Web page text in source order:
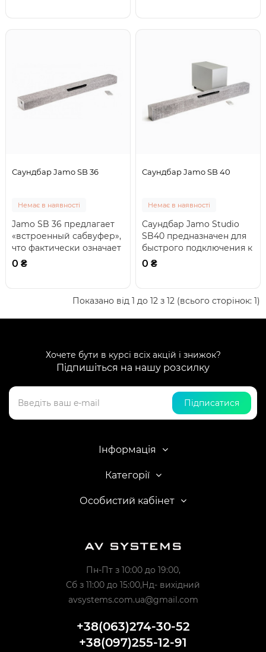
Саундбар Jamo SB 36
Немає в наявності
Jamo SB 36 предлагает
«встроенный сабвуфер»,
что фактически означает
объединение 2,5-
0 ₴
Саундбар Jamo SB 40
Немає в наявності
Саундбар Jamo Studio
SB40 предназначен для
быстрого подключения к
телевизору. Просто
0 ₴
Показано від 1 до 12 з 12 (всього сторінок: 1)
Хочете бути в курсі всіх акцій і знижок?
Підпишіться на нашу розсилку
Підписатися
Інформація
Категорії
Особистий кабінет
Пн-Пт з 10:00 до 19:00,
Сб з 11:00 до 15:00,Нд- вихідний
avsystems.com.ua@gmail.com
+38(063)274-30-52
+38(097)255-12-91